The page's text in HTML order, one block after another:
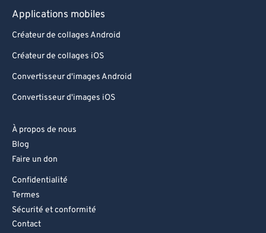
Applications mobiles
Créateur de collages Android
Créateur de collages iOS
Convertisseur d'images Android
Convertisseur d'images iOS
À propos de nous
Blog
Faire un don
Confidentialité
Termes
Sécurité et conformité
Contact